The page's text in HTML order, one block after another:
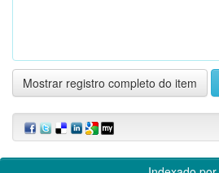
Mostrar registro completo do item